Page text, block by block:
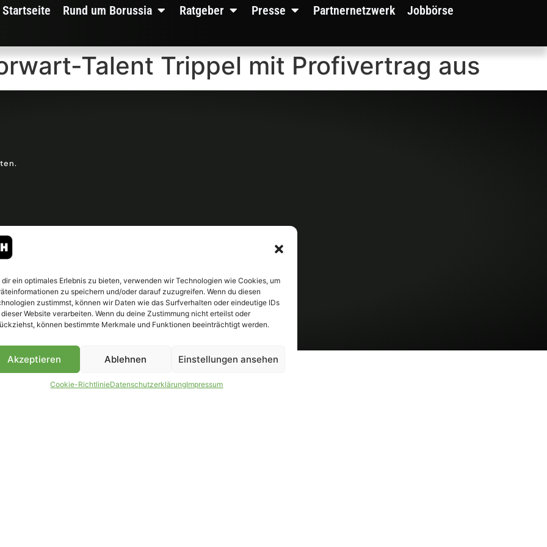
dir ein optimales Erlebnis zu bieten, verwenden wir Technologien wie Cookies, um
zu speichern und/oder darauf zuzugreifen. Wenn du diesen
zustimmst, können wir Daten wie das Surfverhalten oder eindeutige IDs
Website verarbeiten. Wenn du deine Zustimmung nicht erteilst oder
können bestimmte Merkmale und Funktionen beeinträchtigt werden.
Akzeptieren Ablehnen Einstellungen ansehen
Cookie-RichtlinieDatenschutzerklärungImpressum
Startseite Rund um Borussia Ratgeber Presse Partnernetzwerk Jobbörse
Talent Trippel mit Profivertrag aus